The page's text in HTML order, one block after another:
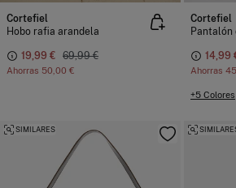
Cortefiel
Hobo rafia arandela
19,99 € 69,99 €
Ahorras 50,00 €
Cortefiel
Pantalón
14,99
Ahorras
+5 Colores
SIMILARES